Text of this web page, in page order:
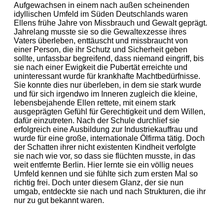
Aufgewachsen in einem nach außen scheinenden
idyllischen Umfeld im Süden Deutschlands waren
Ellens frühe Jahre von Missbrauch und Gewalt geprägt.
Jahrelang musste sie so die Gewaltexzesse ihres
Vaters überleben, enttäuscht und missbraucht von
einer Person, die ihr Schutz und Sicherheit geben
sollte, unfassbar begreifend, dass niemand eingriff, bis
sie nach einer Ewigkeit die Pubertät erreichte und
uninteressant wurde für krankhafte Machtbedürfnisse.
Sie konnte dies nur überleben, in dem sie stark wurde
und für sich irgendwo im Inneren zugleich die kleine,
lebensbejahende Ellen rettete, mit einem stark
ausgeprägten Gefühl für Gerechtigkeit und dem Willen,
dafür einzutreten. Nach der Schule durchlief sie
erfolgreich eine Ausbildung zur Industriekauffrau und
wurde für eine große, internationale Ölfirma tätig. Doch
der Schatten ihrer nicht existenten Kindheit verfolgte
sie nach wie vor, so dass sie flüchten musste, in das
weit entfernte Berlin. Hier lernte sie ein völlig neues
Umfeld kennen und sie fühlte sich zum ersten Mal so
richtig frei. Doch unter diesem Glanz, der sie nun
umgab, entdeckte sie nach und nach Strukturen, die ihr
nur zu gut bekannt waren.